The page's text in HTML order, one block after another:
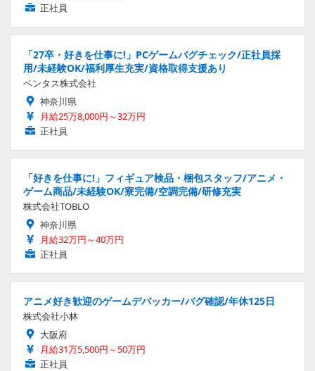
正社員
「27卒・好きを仕事に!」PCゲームバグチェック/正社員採
用/未経験OK/福利厚生充実/資格取得支援あり
ベンタス株式会社
神奈川県
月給25万8,000円～32万円
正社員
「好きを仕事に!」フィギュア検品・梱包スタッフ/アニメ・
ゲーム商品/未経験OK/寮完備/空調完備/研修充実
株式会社TOBLO
神奈川県
月給32万円～40万円
正社員
アニメ好き歓迎のゲームデバッカー/バグ確認/年休125日
株式会社小林
大阪府
月給31万5,500円～50万円
正社員